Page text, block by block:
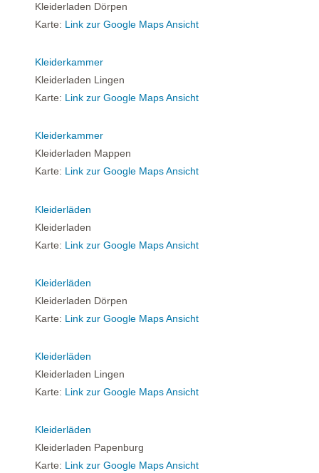
Kleiderladen Dörpen
Karte: Link zur Google Maps Ansicht
Kleiderkammer
Kleiderladen Lingen
Karte: Link zur Google Maps Ansicht
Kleiderkammer
Kleiderladen Mappen
Karte: Link zur Google Maps Ansicht
Kleiderläden
Kleiderladen
Karte: Link zur Google Maps Ansicht
Kleiderläden
Kleiderladen Dörpen
Karte: Link zur Google Maps Ansicht
Kleiderläden
Kleiderladen Lingen
Karte: Link zur Google Maps Ansicht
Kleiderläden
Kleiderladen Papenburg
Karte: Link zur Google Maps Ansicht